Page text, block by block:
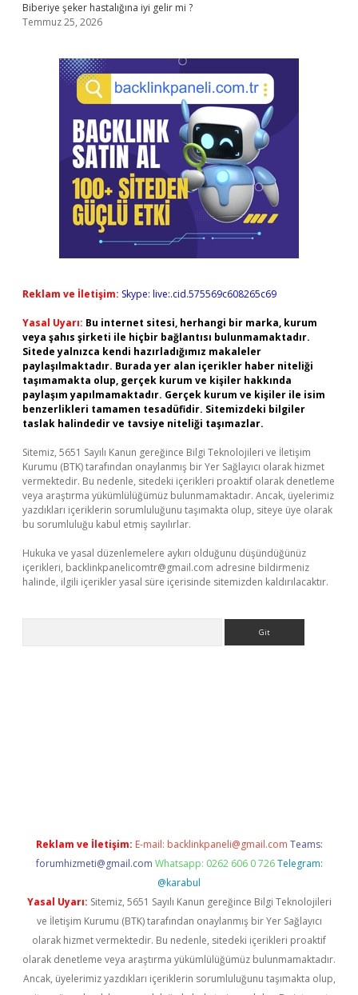
Biberiye şeker hastalığına iyi gelir mi ?
Temmuz 25, 2026
Reklam ve İletişim: Skype: live:.cid.575569c608265c69
Yasal Uyarı: Bu internet sitesi, herhangi bir marka, kurum
veya şahıs şirketi ile hiçbir bağlantısı bulunmamaktadır.
Sitede yalnızca kendi hazırladığımız makaleler
paylaşılmaktadır. Burada yer alan içerikler haber niteliği
taşımamakta olup, gerçek kurum ve kişiler hakkında
paylaşım yapılmamaktadır. Gerçek kurum ve kişiler ile isim
benzerlikleri tamamen tesadüfidir. Sitemizdeki bilgiler
taslak halindedir ve tavsiye niteliği taşımazlar.
Sitemiz, 5651 Sayılı Kanun gereğince Bilgi Teknolojileri ve İletişim
Kurumu (BTK) tarafından onaylanmış bir Yer Sağlayıcı olarak hizmet
vermektedir. Bu nedenle, sitedeki içerikleri proaktif olarak denetleme
veya araştırma yükümlülüğümüz bulunmamaktadır. Ancak, üyelerimiz
yazdıkları içeriklerin sorumluluğunu taşımakta olup, siteye üye olarak
bu sorumluluğu kabul etmiş sayılırlar.
Hukuka ve yasal düzenlemelere aykırı olduğunu düşündüğünüz
içerikleri, backlinkpanelicomtr@gmail.com adresine bildirmeniz
halinde, ilgili içerikler yasal süre içerisinde sitemizden kaldırılacaktır.
Reklam ve İletişim: E-mail: backlinkpaneli@gmail.com Teams:
forumhizmeti@gmail.com Whatsapp: 0262 606 0 726 Telegram:
@karabul
Yasal Uyarı: Sitemiz, 5651 Sayılı Kanun gereğince Bilgi Teknolojileri
ve İletişim Kurumu (BTK) tarafından onaylanmış bir Yer Sağlayıcı
olarak hizmet vermektedir. Bu nedenle, sitedeki içerikleri proaktif
olarak denetleme veya araştırma yükümlülüğümüz bulunmamaktadır.
Ancak, üyelerimiz yazdıkları içeriklerin sorumluluğunu taşımakta olup,